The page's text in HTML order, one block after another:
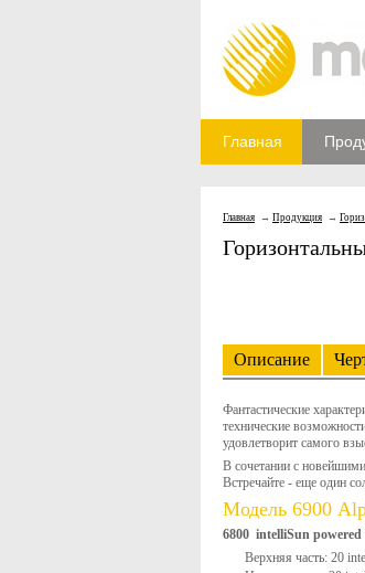
Главная
Главная Продукция
Описание
Фантастические
технические
удовлетворит самого
В сочетании с
Встречайте - еще один
Модель 6900
6800 intelliSun powered
Верхняя часть: 20